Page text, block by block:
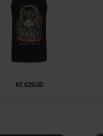
vícebarevný
Kč 629,00